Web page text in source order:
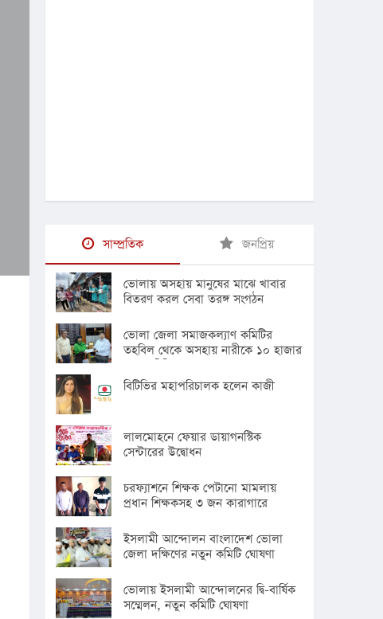
সাম্প্রতিক জনপ্রিয়
ভোলায় অসহায় মানুষের মাঝে খাবার
বিতরণ করল সেবা তরঙ্গ সংগঠন
ভোলা জেলা সমাজকল্যাণ কমিটির
তহবিল থেকে অসহায় নারীকে ১০ হাজার
টাকার চিকিৎসা সহায়তা
বিটিভির মহাপরিচালক হলেন কাজী
লালমোহনে ফেয়ার ডায়াগনস্টিক
সেন্টারের উদ্বোধন
চরফ্যাশনে শিক্ষক পেটানো মামলায়
প্রধান শিক্ষকসহ ৩ জন কারাগারে
ইসলামী আন্দোলন বাংলাদেশ ভোলা
জেলা দক্ষিণের নতুন কমিটি ঘোষণা
ভোলায় ইসলামী আন্দোলনের দ্বি-বার্ষিক
সম্মেলন, নতুন কমিটি ঘোষণা